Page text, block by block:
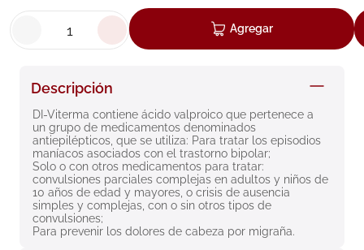
Agregar
Descripción
DI-Viterma contiene ácido valproico que pertenece a
un grupo de medicamentos denominados
antiepilépticos, que se utiliza: Para tratar los episodios
maníacos asociados con el trastorno bipolar;
Solo o con otros medicamentos para tratar:
convulsiones parciales complejas en adultos y niños de
10 años de edad y mayores, o crisis de ausencia
simples y complejas, con o sin otros tipos de
convulsiones;
Para prevenir los dolores de cabeza por migraña.
pilexil
5. cerave
6 degraler
7 megacistin
8. roche posay
9. isdin
10. neumoflux